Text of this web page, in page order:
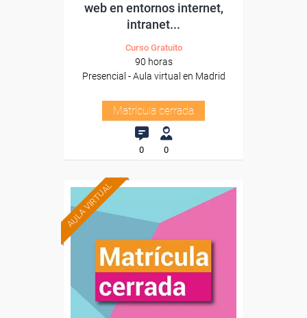
web en entornos internet,
intranet...
Curso Gratuito
90 horas
Presencial - Aula virtual en Madrid
Matrícula cerrada
0 0
AULA VIRTUAL